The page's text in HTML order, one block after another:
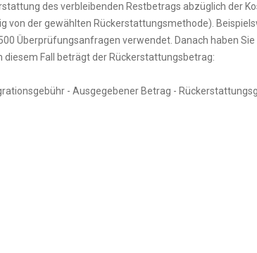
des verbleibenden Restbetrags abzüglich der
von der gewählten Rückerstattungsmethode).
Überprüfungsanfragen verwendet. Danach haben
Fall beträgt der Rückerstattungsbetrag:
- Ausgegebener Betrag -